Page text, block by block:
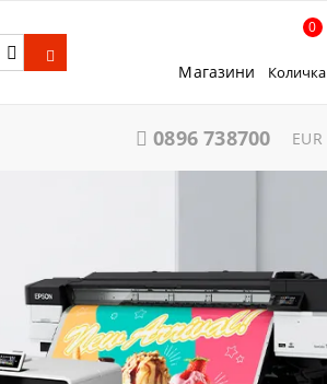
Магазини Количка
0
0896 738700 EUR